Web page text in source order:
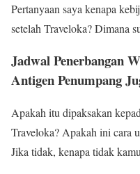
Pertanyaan saya kenapa
setelah Traveloka? Dimana
Jadwal Penerbangan
Antigen Penumpang
Apakah itu dipaksakan
Traveloka? Apakah ini cara
Jika tidak, kenapa tidak